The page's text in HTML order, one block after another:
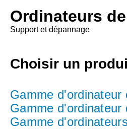
Ordinateurs
Support et dépannage
Choisir un
Gamme
Gamme
Gamme